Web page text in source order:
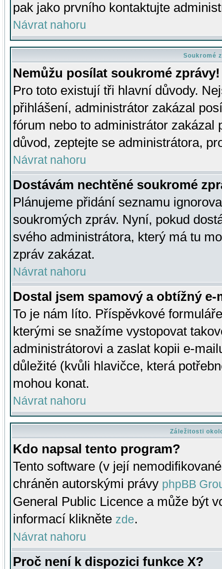
pak jako prvního kontaktujte
Návrat nahoru
Soukromé
Nemůžu posílat soukromé zprávy!
Pro toto existují tři hlavní důvody.
přihlášení, administrátor zakázal
fórum nebo to administrátor zakázal
důvod, zeptejte se administrátora,
Návrat nahoru
Dostávám nechtěné soukromé
Plánujeme přidání seznamu
soukromých zpráv. Nyní, pokud
svého administrátora, který má tu
zpráv zakázat.
Návrat nahoru
Dostal jsem spamový a obtížný
To je nám líto. Příspěvkové
kterými se snažíme vystopovat
administrátorovi a zaslat kopii e-
důležité (kvůli hlavičce, která
mohou konat.
Návrat nahoru
Záležitosti
Kdo napsal tento program?
Tento software (v její
chráněn autorskými právy phpBB
General Public Licence a může být
informací klikněte zde.
Návrat nahoru
Proč není k dispozici funkce X?